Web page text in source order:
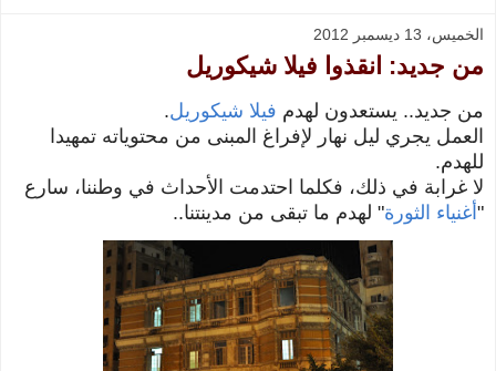
الخميس، 13 ديسمبر 2012
من جديد: انقذوا فيلا شيكوريل
من جديد.. يستعدون لهدم فيلا شيكوريل.
العمل يجري ليل نهار لإفراغ المبنى من محتوياته تمهيدا
للهدم.
لا غرابة في ذلك، فكلما احتدمت الأحداث في وطننا، سارع
"أغنياء الثورة" لهدم ما تبقى من مدينتنا..